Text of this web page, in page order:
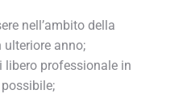
nell’ambito della
ulteriore anno;
libero professionale in